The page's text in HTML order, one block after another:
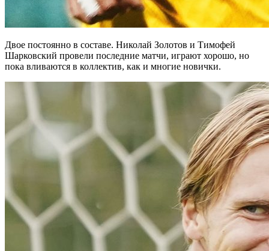
Двое постоянно в составе. Николай Золотов и Тимофей
Шарковский провели последние матчи, играют хорошо, но
пока вливаются в коллектив, как и многие новички.